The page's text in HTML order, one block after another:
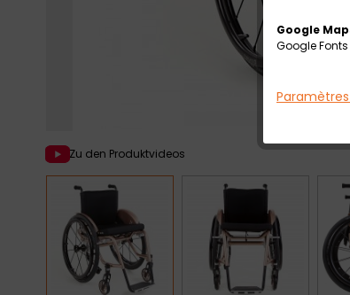
Zu den Produktvideos
Google
Google Fonts